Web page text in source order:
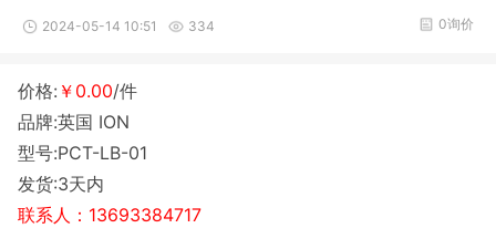
2024-05-14 10:51 334 0询价
价格: ￥0.00/件
品牌:英国 ION
型号:PCT-LB-01
发货:3天内
联系人：13693384717